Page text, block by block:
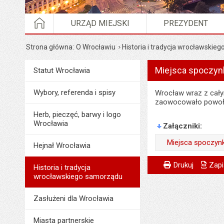
STRONA GŁÓWNA
URZĄD MIEJSKI PREZYDENT
Strona główna O Wrocławiu Historia i tradycja
MenuO Wrocławiu
Statut Wrocławia
Wybory, referenda i spisy
Herb, pieczęć, barwy i logo
Wrocławia
Hejnał Wrocławia
Historia i tradycja
wrocławskiego samorządu
Zasłużeni dla Wrocławia
Miasta partnerskie
Miejsca
Wrocław wraz z
zaowocowało
Załączniki
Miejsca
Wytworzył:
Data wytworzenia:
Metryczka
Odpowiedzialny
Powiadom
Drukuj